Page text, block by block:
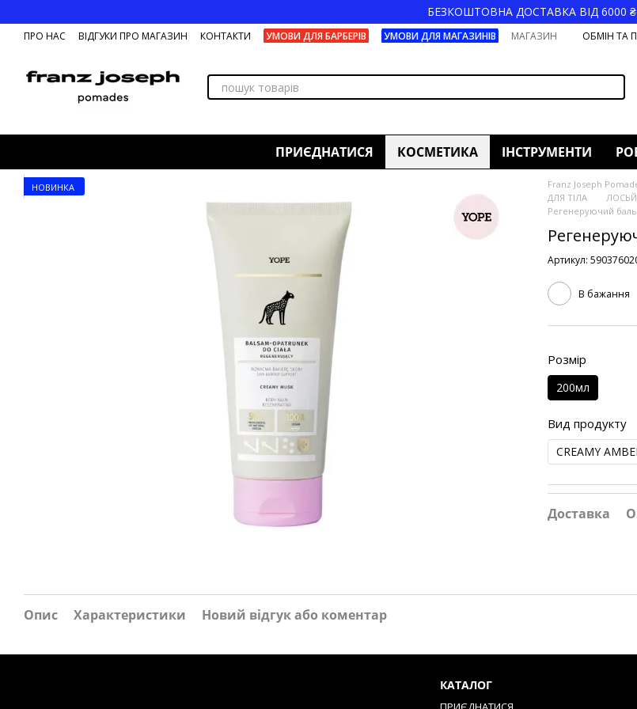
БЕЗКОШТОВНА ДОСТАВКА ВІД 6000 ₴
ПРО НАС ВІДГУКИ ПРО МАГАЗИН КОНТАКТИ УМОВИ ДЛЯ БАРБЕРІВ УМОВИ ДЛЯ МАГАЗИНІВ МАГАЗИН ОБМІН ТА
ПРИЄДНАТИСЯ КОСМЕТИКА ІНСТРУМЕНТИ
НОВИНКА Franz Joseph
ДЛЯ ТІЛА
Регенеруючий
Артикул:
В бажання
Розмір
200мл
Вид продукту
CREAMY
Доставка
Опис Характеристики Новий відгук або коментар
КАТАЛОГ